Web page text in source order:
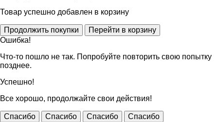
Товар успешно добавлен в корзину
Ошибка!
Что-то пошло не так. Попробуйте повторить свою попытку
позднее.
Успешно!
Все хорошо, продолжайте свои действия!
Спасибо Спасибо Спасибо
Спасибо